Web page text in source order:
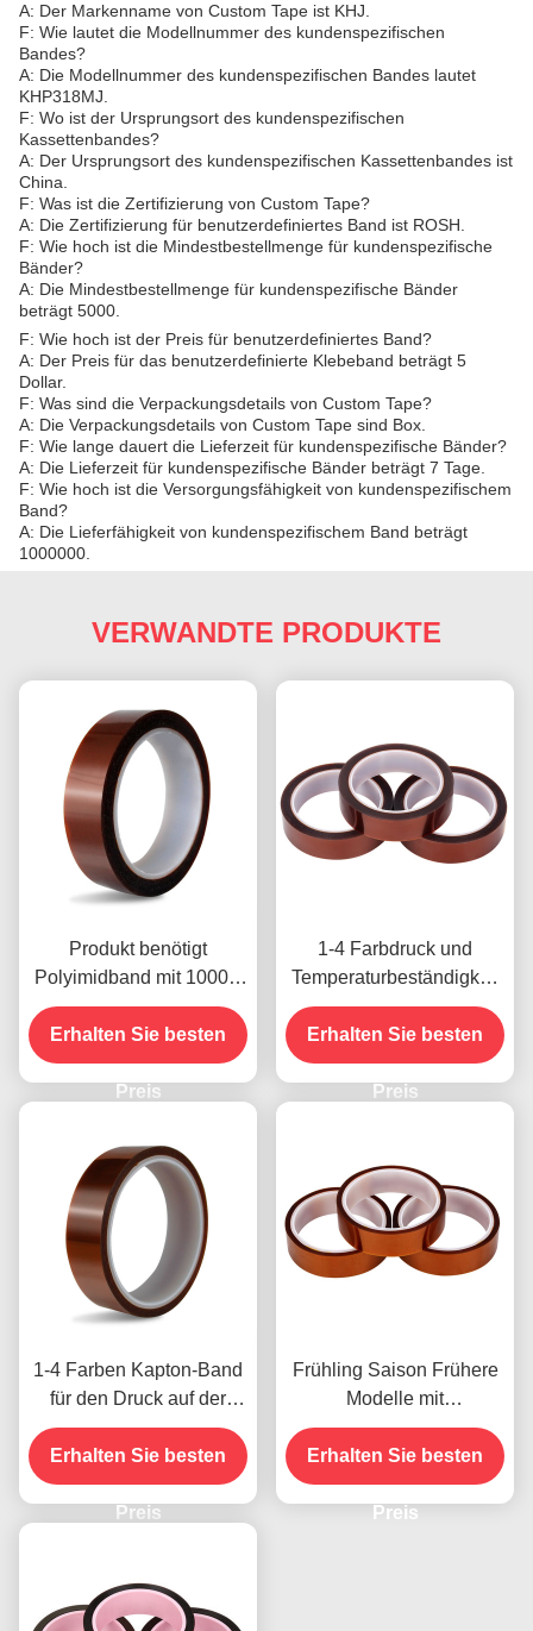
A: Der Markenname von Custom Tape ist KHJ.
F: Wie lautet die Modellnummer des kundenspezifischen
Bandes?
A: Die Modellnummer des kundenspezifischen Bandes lautet
KHP318MJ.
F: Wo ist der Ursprungsort des kundenspezifischen
Kassettenbandes?
A: Der Ursprungsort des kundenspezifischen Kassettenbandes ist
China.
F: Was ist die Zertifizierung von Custom Tape?
A: Die Zertifizierung für benutzerdefiniertes Band ist ROSH.
F: Wie hoch ist die Mindestbestellmenge für kundenspezifische
Bänder?
A: Die Mindestbestellmenge für kundenspezifische Bänder
beträgt 5000.
F: Wie hoch ist der Preis für benutzerdefiniertes Band?
A: Der Preis für das benutzerdefinierte Klebeband beträgt 5
Dollar.
F: Was sind die Verpackungsdetails von Custom Tape?
A: Die Verpackungsdetails von Custom Tape sind Box.
F: Wie lange dauert die Lieferzeit für kundenspezifische Bänder?
A: Die Lieferzeit für kundenspezifische Bänder beträgt 7 Tage.
F: Wie hoch ist die Versorgungsfähigkeit von kundenspezifischem
Band?
A: Die Lieferfähigkeit von kundenspezifischem Band beträgt
1000000.
VERWANDTE PRODUKTE
Produkt benötigt
Polyimidband mit 1000V
Spannungsfestigkeit
Erhalten Sie besten
Preis
1-4 Farbdruck und
Temperaturbeständigkeit
-10C-80C
Zahlungsmethode mit
Kreditkarte für frühere
Modelle
Erhalten Sie besten
Preis
1-4 Farben Kapton-Band
für den Druck auf der
Vorderseite
Erhalten Sie besten
Preis
Frühling Saison Frühere
Modelle mit
Feuchtigkeitsbeständigke
it und 2,5N/25mm
Schälfestigkeit
Erhalten Sie besten
Preis